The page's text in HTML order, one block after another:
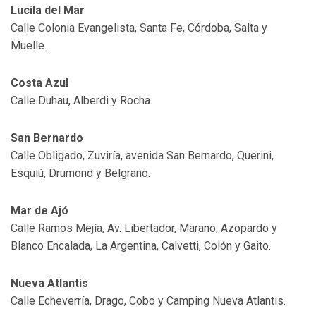
Lucila del Mar
Calle Colonia Evangelista, Santa Fe, Córdoba, Salta y
Muelle.
Costa Azul
Calle Duhau, Alberdi y Rocha.
San Bernardo
Calle Obligado, Zuviría, avenida San Bernardo, Querini,
Esquiú, Drumond y Belgrano.
Mar de Ajó
Calle Ramos Mejía, Av. Libertador, Marano, Azopardo y
Blanco Encalada, La Argentina, Calvetti, Colón y Gaito.
Nueva Atlantis
Calle Echeverría, Drago, Cobo y Camping Nueva Atlantis.